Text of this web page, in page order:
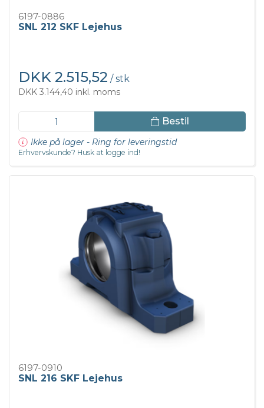
6197-0886
SNL 212 SKF Lejehus
DKK 2.515,52 / stk
DKK 3.144,40 inkl. moms
Bestil
Ikke på lager - Ring for leveringstid
Erhvervskunde? Husk at logge ind!
6197-0910
SNL 216 SKF Lejehus